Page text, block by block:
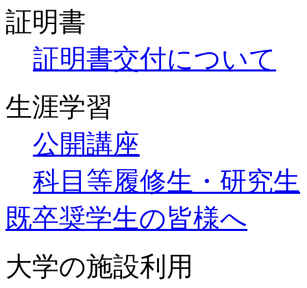
証明書
証明書交付について
生涯学習
公開講座
科目等履修生・研究生
既卒奨学生の皆様へ
大学の施設利用